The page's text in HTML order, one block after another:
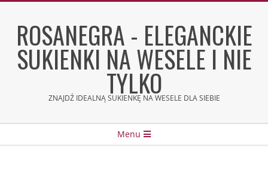
contentROSANEGRA - ELEGANCKIE
SUKIENKI NA WESELE I NIE
TYLKO
ZNAJDŹ IDEALNĄ SUKIENKĘ NA WESELE DLA SIEBIE
Menu